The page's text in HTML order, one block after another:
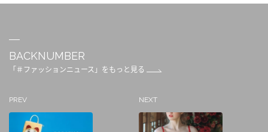
BACKNUMBER
「＃ファッションニュース」をもっと見る
PREV NEXT